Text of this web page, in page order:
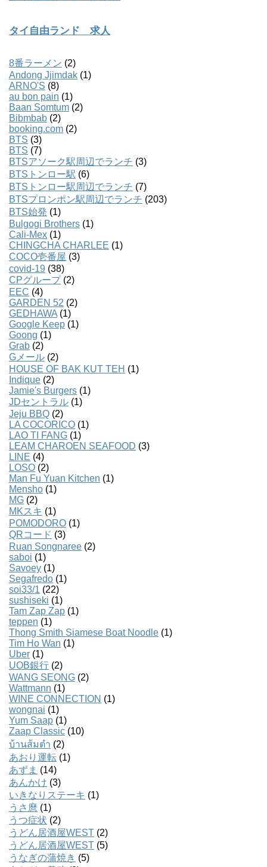
タイ自由ランド 求人
8番ラーメン (2)
Andong Jjimdak (1)
ARNO'S (8)
au bon pain (1)
Baan Somtum (2)
Bibmbab (2)
booking.com (2)
BTS (3)
BTS (7)
BTSアソーク駅周辺でランチ (3)
BTSトンロー駅 (6)
BTSトンロー駅周辺でランチ (7)
BTSプロンポン駅周辺でランチ (203)
BTS始発 (1)
Bulgogi Brothers (1)
Cali-Mex (1)
CHINGCHA CHARLEE (1)
COCO壱番屋 (3)
covid-19 (38)
CPグループ(2)
EEC (4)
GARDEN 52 (2)
GEDHAWA (1)
Google Keep (1)
Goong (1)
Grab (2)
Gメール (2)
HOUSE OF BAK KUT TEH (1)
Indique (2)
Jamie's Burgers (1)
JDセントラル (1)
Jeju BBQ (2)
LA COCORICO (1)
LAO TI FANG (1)
LEAM CHAROEN SEAFOOD (3)
LINE (4)
LOSO (2)
Man Fu Yuan Kitchen (1)
Mensho (1)
MG (2)
MKスキ (1)
POMODORO (1)
QRコード (3)
Ruan Songnaree (2)
saboi (1)
Savoey (1)
Segafredo (1)
soi33/1 (22)
sushiseki (1)
Tam Zap Zap (1)
teppen (1)
Thong Smith Siamese Boat Noodle (1)
Tim Ho Wan (1)
Uber (1)
UOB銀行 (2)
WANG SEONG (2)
Wattmann (1)
WINE CONNECTION (1)
wongnai (1)
Yum Saap (1)
Zaap Classic (10)
บ้านส้มตํา (2)
あおり運転 (1)
あずま (14)
あんかけ (3)
いきなりステーキ (1)
うさ麿 (1)
うつ症状 (2)
うどん居酒屋WEST (2)
うどん居酒屋WEST (5)
うなぎの蒲焼き (5)